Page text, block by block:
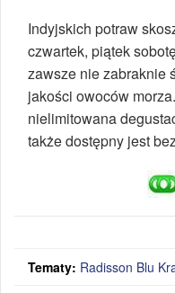
Indyjskich potraw
czwartek, piątek
zawsze nie zabraknie
jakości owoców
nielimitowana
także dostępny jest
Tematy: Radisson Blu